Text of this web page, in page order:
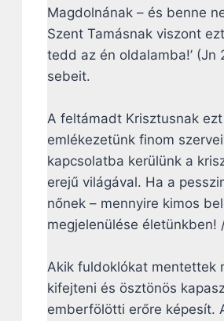
Magdolnának – és benne
Szent Tamásnak viszont
tedd az én oldalamba!’
sebeit.
A feltámadt Krisztusnak
emlékezetünk finom
kapcsolatba kerülünk a
erejű világával. Ha a
nőnek – mennyire kimos
megjelenülése életünkben!
Akik fuldoklókat mentettek
kifejteni és ösztönös
emberfölötti erőre képesít.